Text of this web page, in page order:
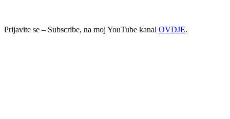
Prijavite se – Subscribe, na moj YouTube kanal OVDJE.